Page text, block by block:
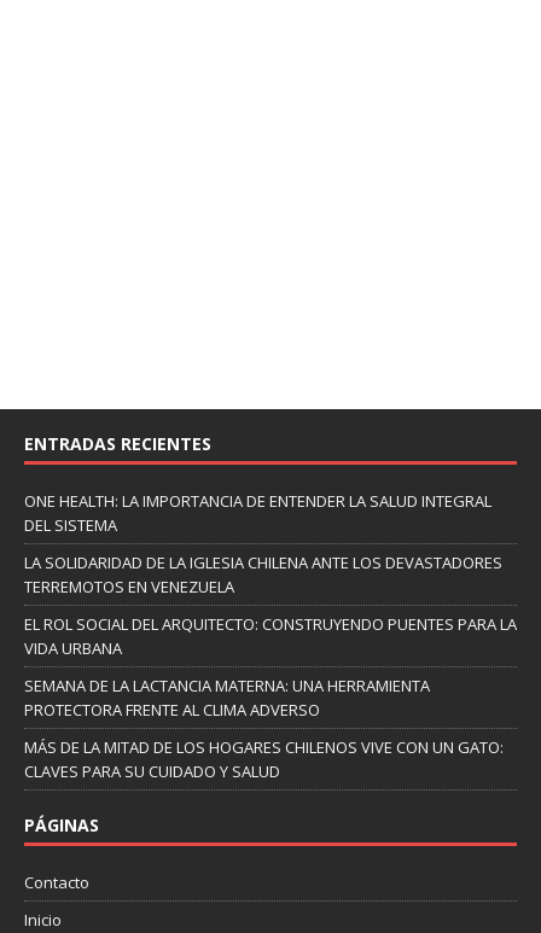
ENTRADAS RECIENTES
ONE HEALTH: LA IMPORTANCIA DE ENTENDER LA SALUD INTEGRAL
DEL SISTEMA
LA SOLIDARIDAD DE LA IGLESIA CHILENA ANTE LOS DEVASTADORES
TERREMOTOS EN VENEZUELA
EL ROL SOCIAL DEL ARQUITECTO: CONSTRUYENDO PUENTES PARA LA
VIDA URBANA
SEMANA DE LA LACTANCIA MATERNA: UNA HERRAMIENTA
PROTECTORA FRENTE AL CLIMA ADVERSO
MÁS DE LA MITAD DE LOS HOGARES CHILENOS VIVE CON UN GATO:
CLAVES PARA SU CUIDADO Y SALUD
PÁGINAS
Contacto
Inicio